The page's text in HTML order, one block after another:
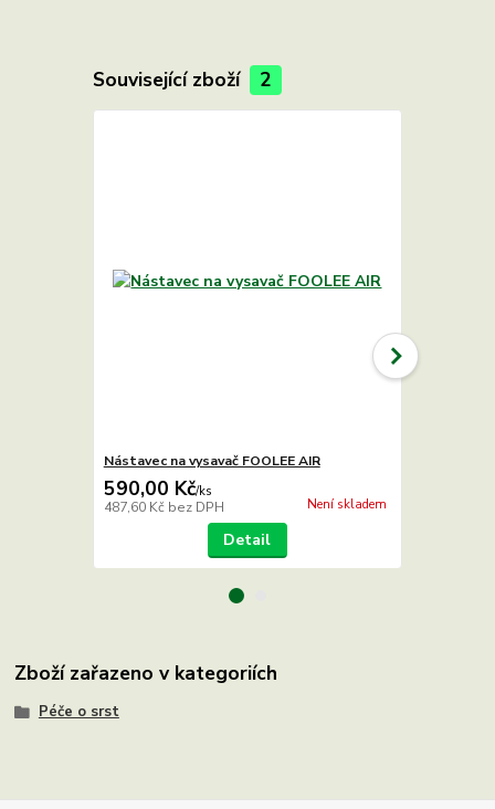
Související zboží 2
Nástavec na vysavač FOOLEE AIR
590,00 Kč/ks
487,60 Kč bez DPH Není skladem
Detail
Zboží zařazeno v kategoriích
Péče o srst